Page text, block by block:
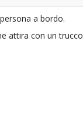
a bordo.
attira con un trucco